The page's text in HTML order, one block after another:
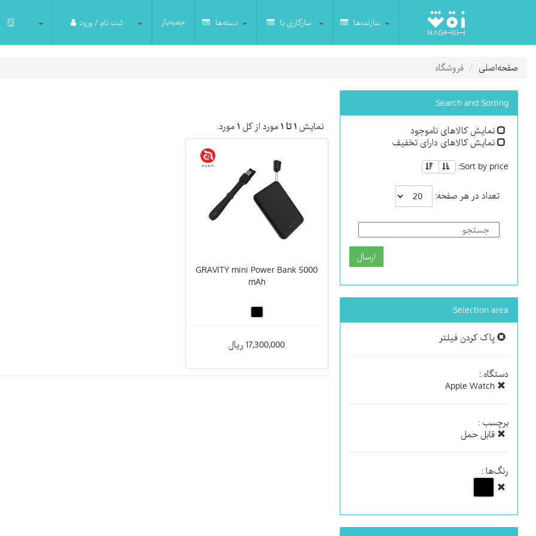
سازنده‌ها سازگاری با دسته‌ها جعبه‌باز ثبت نام / ورود
صفحه‌اصلی فروشگاه
Search and Sorting
نمایش کالاهای ناموجود
نمایش کالاهای دارای تخفیف
Sort by price:
تعداد در هر صفحه:
ارسال
Selection area
پاک کردن فیلتر
دستگاه :
برچسب :
قابل حمل
رنگ‌ها :
نمایش۱ تا ۱ مورد از کل۱ مورد.
GRAVITY mini Power Bank 5000
mAh
17,300,000 ریال